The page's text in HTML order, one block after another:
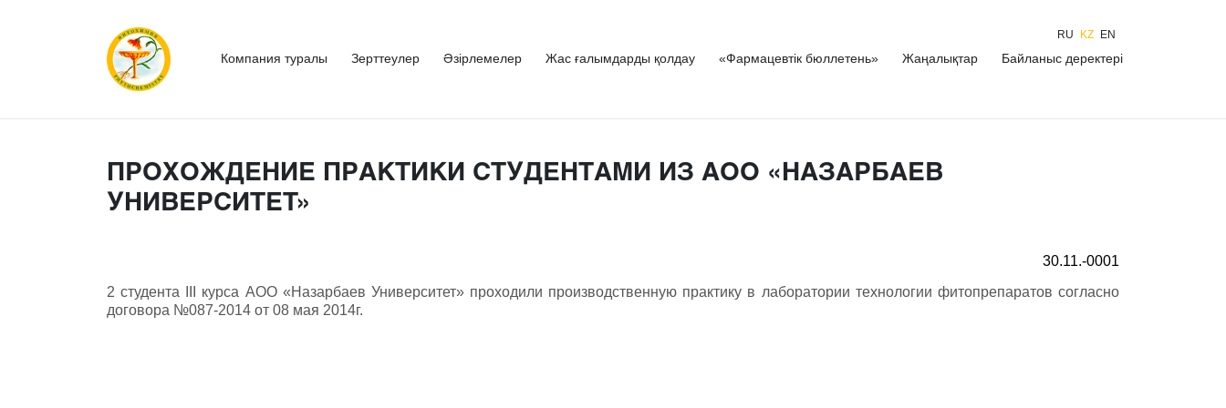
RU KZ EN
Компания туралы Зерттеулер Әзірлемелер Жас ғалымдарды қолдау «Фармацевтік бюллетень» Жаңалықтар Байланыс деректері
ПРОХОЖДЕНИЕ ПРАКТИКИ СТУДЕНТАМИ ИЗ АОО «НАЗАРБАЕВ
УНИВЕРСИТЕТ»
30.11.-0001
2 студента III курса АОО «Назарбаев Университет» проходили производственную практику в лаборатории технологии фитопрепаратов согласно
договора №087-2014 от 08 мая 2014г.